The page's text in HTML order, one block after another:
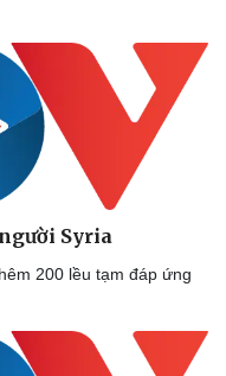
Syria
200 lều tạm đáp ứng